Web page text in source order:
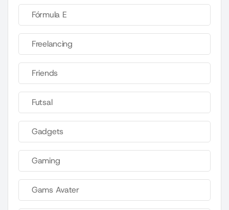
Fórmula E
Freelancing
Friends
Futsal
Gadgets
Gaming
Gams Avater